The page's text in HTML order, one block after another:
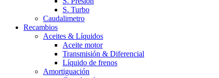
S. Turbo
Caudalimetro
Recambios
Aceites & Líquidos
Aceite motor
Transmisión & Diferencial
Líquido de frenos
Amortiguación